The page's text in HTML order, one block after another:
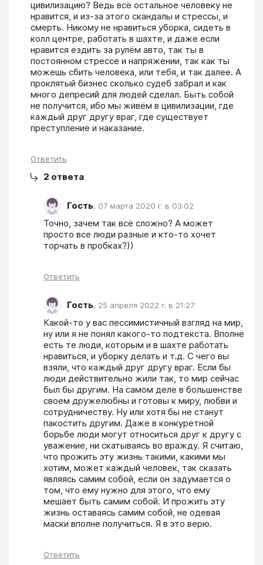
цивилизацию? Ведь всё остальное человеку не
нравится, и из-за этого скандалы и стрессы, и
смерть. Никому не нравиться уборка, сидеть в
колл центре, работать в шахте, и даже если
нравится ездить за рулём авто, так ты в
постоянном стрессе и напряжении, так как ты
можешь сбить человека, или тебя, и так далее. А
проклятый бизнес сколько судеб забрал и как
много депресий для людей сделал. Быть собой
не получится, ибо мы живём в цивилизации, где
каждый друг другу враг, где существует
преступление и наказание.
Ответить
2 ответа
Гость, 07 марта 2020 г. в 03:02
Точно, зачем так всё сложно? А может
просто все люди разные и кто-то хочет
торчать в пробках?))
Ответить
Гость, 25 апреля 2022 г. в 21:27
Какой-то у вас пессимистичный взгляд на мир,
ну или я не понял какого-то подтекста. Вполне
есть те люди, которым и в шахте работать
нравиться, и уборку делать и т.д. С чего вы
взяли, что каждый друг другу враг. Если бы
люди действительно жили так, то мир сейчас
был бы другим. На самом деле в большенстве
своем дружелюбны и готовы к миру, любви и
сотрудничеству. Ну или хотя бы не станут
пакостить другим. Даже в конкуретной
борьбе люди могут относиться друг к другу с
уважение, ни скатываясь во вражду. Я считаю,
что прожить эту жизнь такими, какими мы
хотим, может каждый человек, так сказать
являясь самим собой, если он задумается о
том, что ему нужно для этого, что ему
мешает быть самим собой. И прожить эту
жизнь оставаясь самим собой, не одевая
маски вполне получиться. Я в это верю.
Ответить